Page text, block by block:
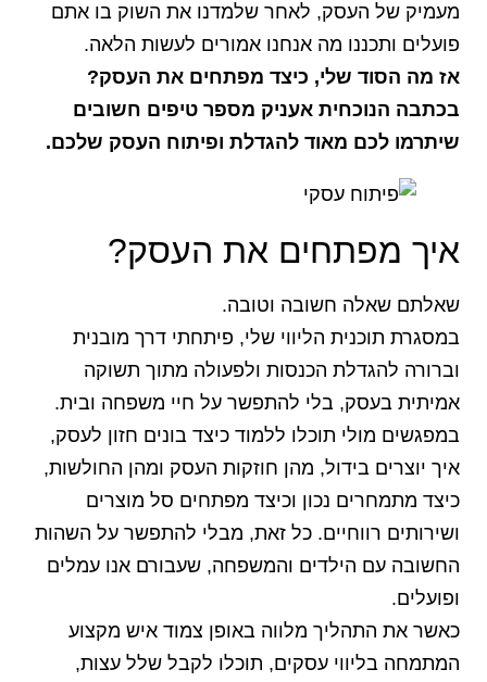
מעמיק של העסק, לאחר שלמדנו את השוק בו אתם
פועלים ותכננו מה אנחנו אמורים לעשות הלאה.
אז מה הסוד שלי, כיצד מפתחים את העסק?
בכתבה הנוכחית אעניק מספר טיפים חשובים
שיתרמו לכם מאוד להגדלת ופיתוח העסק שלכם.
איך מפתחים את העסק?
שאלתם שאלה חשובה וטובה.
במסגרת תוכנית הליווי שלי, פיתחתי דרך מובנית
וברורה להגדלת הכנסות ולפעולה מתוך תשוקה
אמיתית בעסק, בלי להתפשר על חיי משפחה ובית.
במפגשים מולי תוכלו ללמוד כיצד בונים חזון לעסק,
איך יוצרים בידול, מהן חוזקות העסק ומהן החולשות,
כיצד מתמחרים נכון וכיצד מפתחים סל מוצרים
ושירותים רווחיים. כל זאת, מבלי להתפשר על השהות
החשובה עם הילדים והמשפחה, שעבורם אנו עמלים
ופועלים.
כאשר את התהליך מלווה באופן צמוד איש מקצוע
המתמחה בליווי עסקים, תוכלו לקבל שלל עצות,